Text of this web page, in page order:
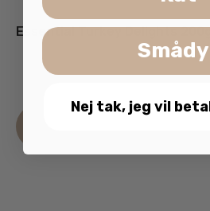
Essential Turkey Delights
59.95kr.inkl.
Nej tak, jeg vil